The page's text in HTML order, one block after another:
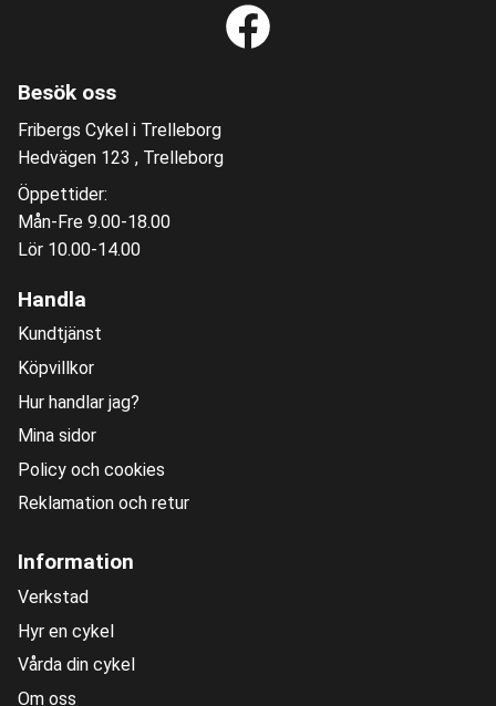
Besök oss
Fribergs Cykel i Trelleborg
Hedvägen 123 , Trelleborg
Öppettider:
Mån-Fre 9.00-18.00
Lör 10.00-14.00
Handla
Kundtjänst
Köpvillkor
Hur handlar jag?
Mina sidor
Policy och cookies
Reklamation och retur
Information
Verkstad
Hyr en cykel
Vårda din cykel
Om oss